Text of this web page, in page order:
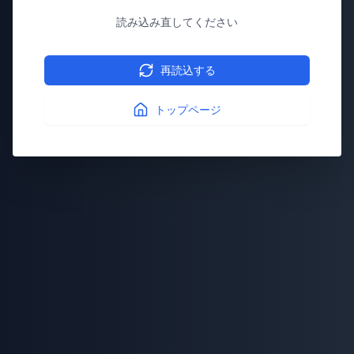
読み込み直してください
再読込する
トップページ